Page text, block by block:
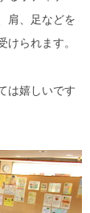
肩、足などを
られます。
は嬉しいです